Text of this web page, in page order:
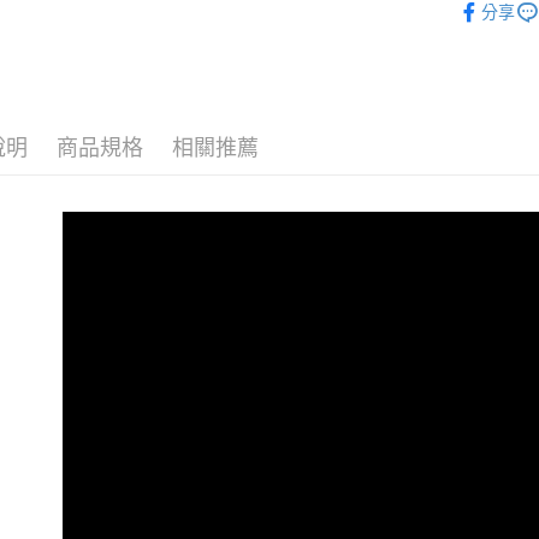
分享
明 商品規格 相關推薦